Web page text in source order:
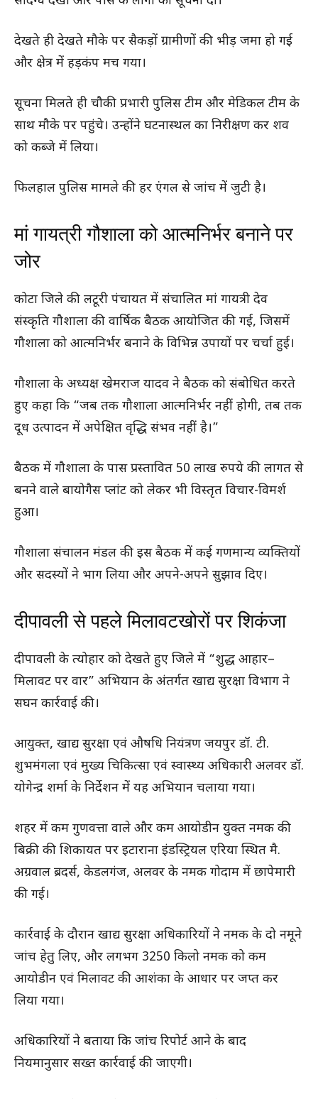
देखते ही देखते मौके पर सैकड़ों ग्रामीणों की भीड़ जमा हो गई
और क्षेत्र में हड़कंप मच गया।
सूचना मिलते ही चौकी प्रभारी पुलिस टीम और मेडिकल टीम के
साथ मौके पर पहुंचे। उन्होंने घटनास्थल का निरीक्षण कर शव
को कब्जे में लिया।
फिलहाल पुलिस मामले की हर एंगल से जांच में जुटी है।
मां गायत्री गौशाला को आत्मनिर्भर बनाने पर
जोर
कोटा जिले की लटूरी पंचायत में संचालित मां गायत्री देव
संस्कृति गौशाला की वार्षिक बैठक आयोजित की गई, जिसमें
गौशाला को आत्मनिर्भर बनाने के विभिन्न उपायों पर चर्चा हुई।
गौशाला के अध्यक्ष खेमराज यादव ने बैठक को संबोधित करते
हुए कहा कि “जब तक गौशाला आत्मनिर्भर नहीं होगी, तब तक
दूध उत्पादन में अपेक्षित वृद्धि संभव नहीं है।”
बैठक में गौशाला के पास प्रस्तावित 50 लाख रुपये की लागत से
बनने वाले बायोगैस प्लांट को लेकर भी विस्तृत विचार-विमर्श
हुआ।
गौशाला संचालन मंडल की इस बैठक में कई गणमान्य व्यक्तियों
और सदस्यों ने भाग लिया और अपने-अपने सुझाव दिए।
दीपावली से पहले मिलावटखोरों पर शिकंजा
दीपावली के त्योहार को देखते हुए जिले में “शुद्ध आहार–
मिलावट पर वार” अभियान के अंतर्गत खाद्य सुरक्षा विभाग ने
सघन कार्रवाई की।
आयुक्त, खाद्य सुरक्षा एवं औषधि नियंत्रण जयपुर डॉ. टी.
शुभमंगला एवं मुख्य चिकित्सा एवं स्वास्थ्य अधिकारी अलवर डॉ.
योगेन्द्र शर्मा के निर्देशन में यह अभियान चलाया गया।
शहर में कम गुणवत्ता वाले और कम आयोडीन युक्त नमक की
बिक्री की शिकायत पर इटाराना इंडस्ट्रियल एरिया स्थित मै.
अग्रवाल ब्रदर्स, केडलगंज, अलवर के नमक गोदाम में छापेमारी
की गई।
कार्रवाई के दौरान खाद्य सुरक्षा अधिकारियों ने नमक के दो नमूने
जांच हेतु लिए, और लगभग 3250 किलो नमक को कम
आयोडीन एवं मिलावट की आशंका के आधार पर जप्त कर
लिया गया।
अधिकारियों ने बताया कि जांच रिपोर्ट आने के बाद
नियमानुसार सख्त कार्रवाई की जाएगी।